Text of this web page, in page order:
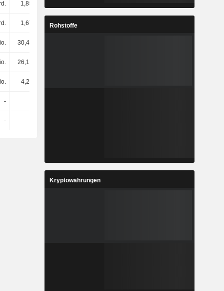
1,85 Mrd.
1,67 Mrd. 1,75 Mrd.
30,43 Mio.
26,14 Mio.
4,29 Mio.
-
-
Rohstoffe
Kryptowährungen